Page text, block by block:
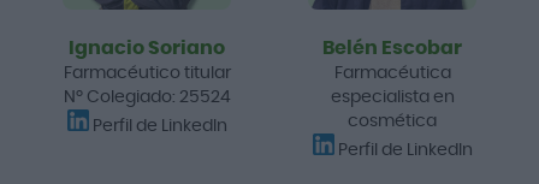
Ignacio Soriano
Farmacéutico titular
Nº Colegiado: 25524
Perfil de LinkedIn
Belén Escobar
Farmacéutica
especialista en
cosmética
Perfil de LinkedIn